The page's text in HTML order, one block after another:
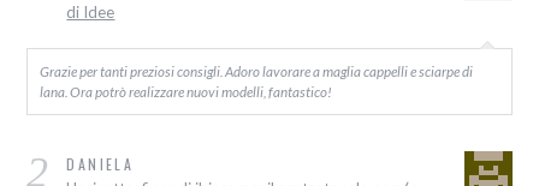
di Idee
Grazie per tanti preziosi consigli. Adoro lavorare a maglia cappelli e sciarpe di
lana. Ora potrò realizzare nuovi modelli, fantastico!
2 DANIELA